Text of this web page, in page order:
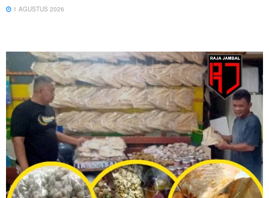
1 AGUSTUS 2026